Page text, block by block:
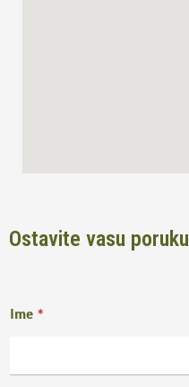
Ostavite vasu poruku
Ime *